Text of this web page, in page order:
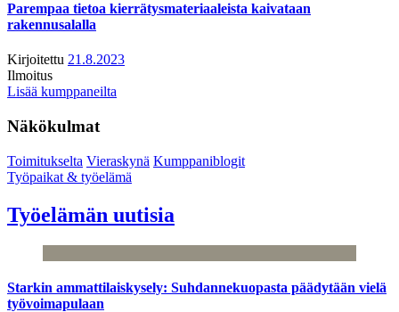
Parempaa tietoa kierrätysmateriaaleista kaivataan
rakennusalalla
Kirjoitettu 21.8.2023
Ilmoitus
Lisää kumppaneilta
Näkökulmat
Toimitukselta Vieraskynä Kumppaniblogit
Työpaikat & työelämä
Työelämän uutisia
Starkin ammattilaiskysely: Suhdannekuopasta päädytään vielä
työvoimapulaan